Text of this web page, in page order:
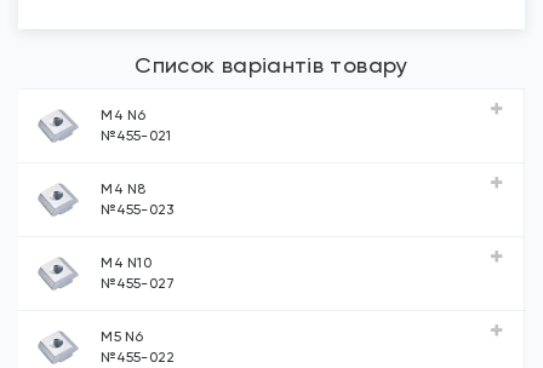
Список варіантів товару
М4 N6
№455-021
М4 N8
№455-023
М4 N10
№455-027
М5 N6
№455-022